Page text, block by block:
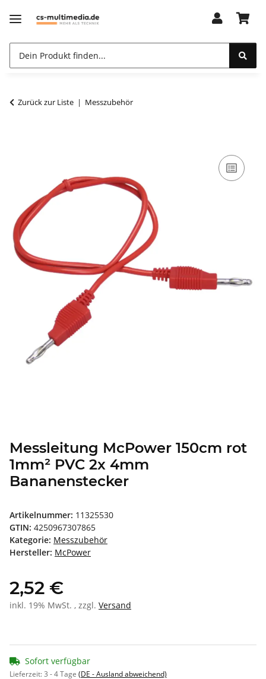
Zurück zur Liste Messzubehör
Messleitung McPower 150cm rot
1mm² PVC 2x 4mm
Bananenstecker
Artikelnummer: 11325530
GTIN: 4250967307865
Kategorie: Messzubehör
Hersteller: McPower
2,52 €
inkl. 19% MwSt. , zzgl. Versand
Sofort verfügbar
Lieferzeit:3 - 4 Tage (DE - Ausland abweichend)